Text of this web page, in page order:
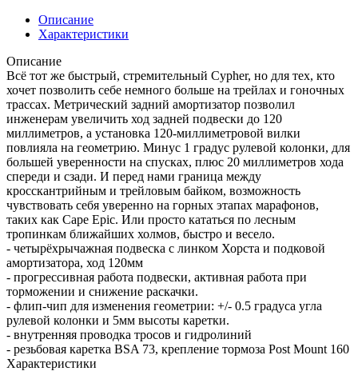
Описание
Характеристики
Описание
Всё тот же быстрый, стремительный Cypher, но для тех, кто
хочет позволить себе немного больше на трейлах и гоночных
трассах. Метрический задний амортизатор позволил
инженерам увеличить ход задней подвески до 120
миллиметров, а установка 120-миллиметровой вилки
повлияла на геометрию. Минус 1 градус рулевой колонки, для
большей уверенности на спусках, плюс 20 миллиметров хода
спереди и сзади. И перед нами граница между
кросскантрийным и трейловым байком, возможность
чувствовать себя уверенно на горных этапах марафонов,
таких как Cape Epic. Или просто кататься по лесным
тропинкам ближайших холмов, быстро и весело.
- четырёхрычажная подвеска с линком Хорста и подковой
амортизатора, ход 120мм
- прогрессивная работа подвески, активная работа при
торможении и снижение раскачки.
- флип-чип для изменения геометрии: +/- 0.5 градуса угла
рулевой колонки и 5мм высоты каретки.
- внутренняя проводка тросов и гидролиний
- резьбовая каретка BSA 73, крепление тормоза Post Mount 160
Характеристики